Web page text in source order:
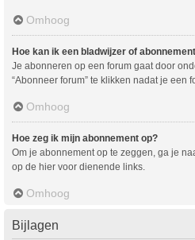
Omhoog
Hoe kan ik een bladwijzer of
Je abonneren op een forum gaat door
“Abonneer forum” te klikken nadat je een
Omhoog
Hoe zeg ik mijn abonnement op?
Om je abonnement op te zeggen, ga je
op de hier voor dienende links.
Omhoog
Bijlagen